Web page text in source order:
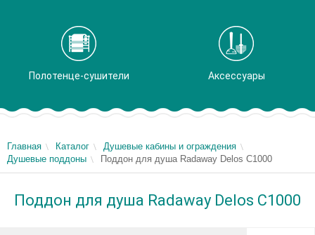
Полотенце-сушители Аксессуары
Главная Каталог
Душевые кабины и ограждения
Душевые поддоны
Поддон для душа Radaway Delos C1000
Поддон для душа Radaway Delos C1000